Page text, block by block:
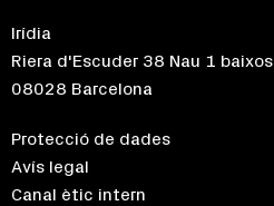
Irídia
Riera d'Escuder 38 Nau 1 baixos
08028 Barcelona
Protecció de dades
Avís legal
Canal ètic intern